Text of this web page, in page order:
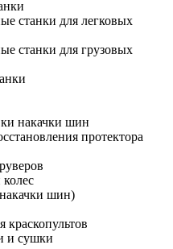
станки для легковых
станки для грузовых
накачки шин
протектора
шин)
краскопультов
и сушки